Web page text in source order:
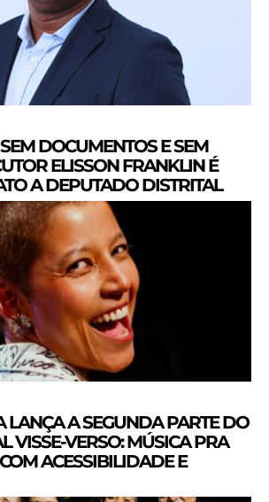
DOCUMENTOS E SEM
ELISSON FRANKLIN É
A DEPUTADO DISTRITAL
A SEGUNDA PARTE DO
VISSE-VERSO: MÚSICA PRA
ACESSIBILIDADE E